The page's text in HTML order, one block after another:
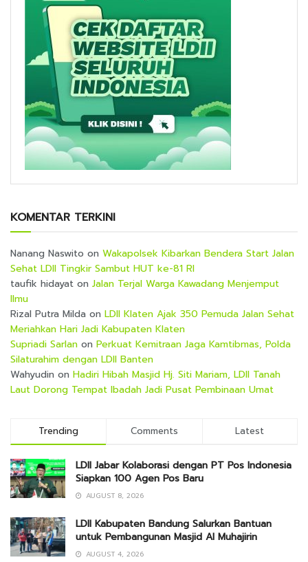
KOMENTAR TERKINI
Nanang Naswito on Wakapolsek Kibarkan Bendera Start Jalan
Sehat LDII Tingkir Sambut HUT ke-81 RI
taufik hidayat on Jalan Terjal Warga Kawadang Menjemput
Ilmu
Rizal Putra Milda on LDII Klaten Ajak 350 Pemuda Jalan Sehat
Meriahkan Hari Jadi Kabupaten Klaten
Supriadi Sarlan on Perkuat Kemitraan Jaga Kamtibmas, Polda
Silaturahim dengan LDII Banten
Wahyudin on Hadiri Hibah Masjid Hj. Siti Mariam, LDII Tanah
Laut Dorong Tempat Ibadah Jadi Pusat Pembinaan Umat
Trending Comments Latest
LDII Jabar Kolaborasi dengan PT Pos Indonesia
Siapkan 100 Agen Pos Baru
AUGUST 8, 2026
LDII Kabupaten Bandung Salurkan Bantuan
untuk Pembangunan Masjid Al Muhajirin
AUGUST 4, 2026